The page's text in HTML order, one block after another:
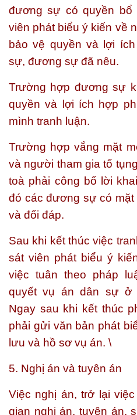
đương sự có quyền bổ
viên phát biểu ý kiến về
bảo vệ quyền và lợi
sự, đương sự đã nêu.
Trường hợp đương sự
quyền và lợi ích hợp
mình tranh luận.
Trường hợp vắng mặt
và người tham gia tố
toà phải công bố lời
đó các đương sự có mặt
và đối đáp.
Sau khi kết thúc việc
sát viên phát biểu ý
việc tuân theo pháp
quyết vụ án dân sự ở
Ngay sau khi kết thúc
phải gửi văn bản phát
lưu và hồ sơ vụ án. \
5. Nghị án và tuyên án
Việc nghị án, trở lại
gian nghị án, tuyên án,